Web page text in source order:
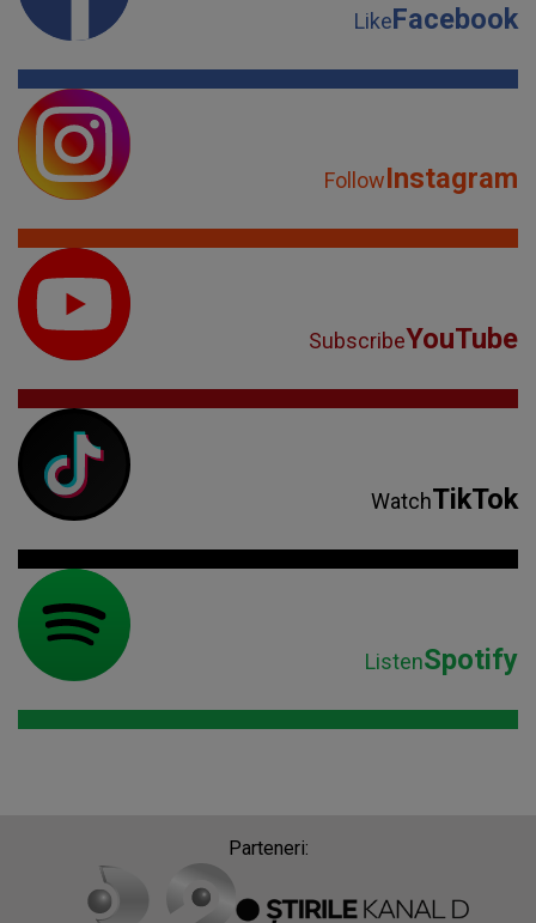
LikeFacebook
FollowInstagram
SubscribeYouTube
WatchTikTok
ListenSpotify
Parteneri: